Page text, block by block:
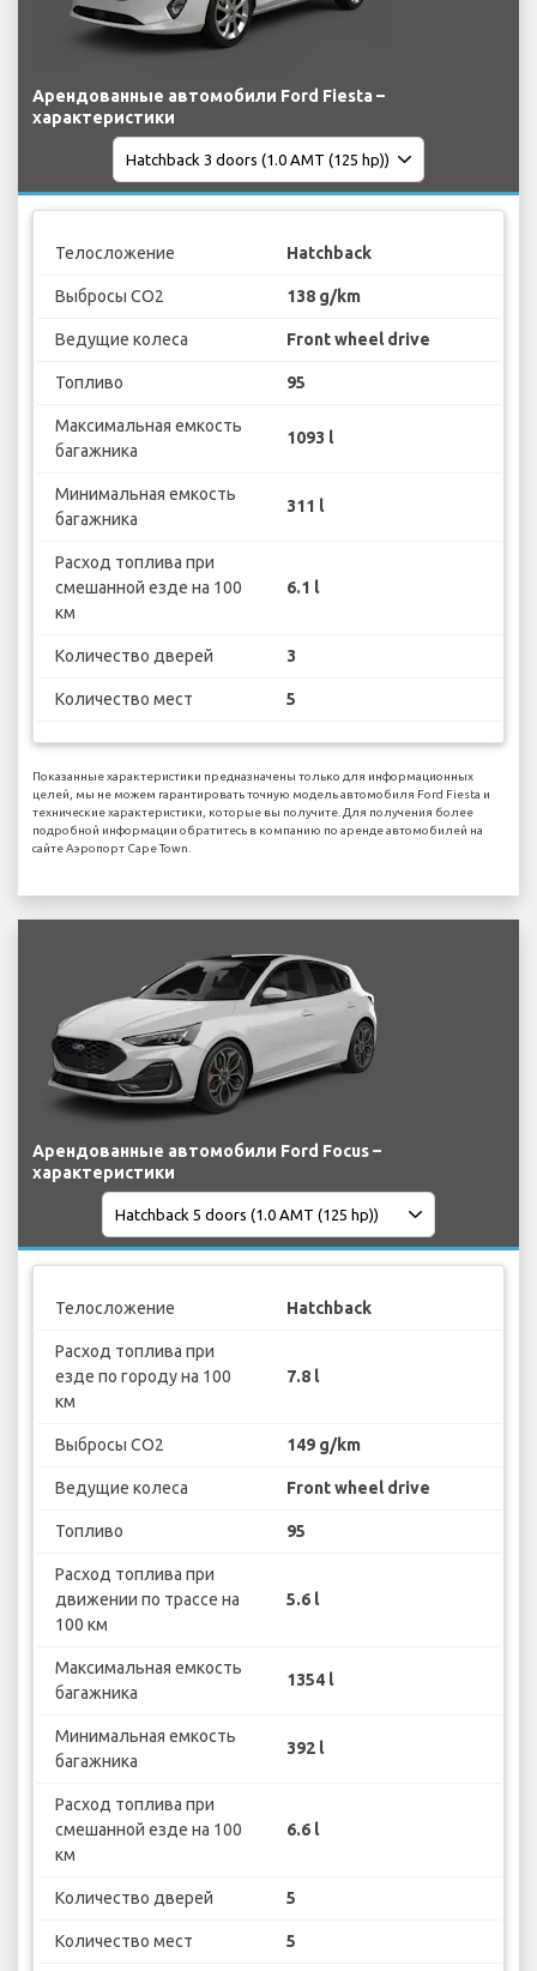
Арендованные автомобили Ford Fiesta –
характеристики
Телосложение Hatchback
Выбросы CO2 138 g/km
Ведущие колеса Front wheel drive
Топливо 95
Максимальная емкость
багажника
1093 l
Минимальная емкость
багажника
311 l
Расход топлива при
смешанной езде на 100
км
6.1 l
Количество дверей 3
Количество мест 5
Показанные характеристики предназначены только для информационных
целей, мы не можем гарантировать точную модель автомобиля Ford Fiesta и
технические характеристики, которые вы получите. Для получения более
подробной информации обратитесь в компанию по аренде автомобилей на
сайте Аэропорт Cape Town.
Арендованные автомобили Ford Focus –
характеристики
Телосложение Hatchback
Расход топлива при
езде по городу на 100
км
7.8 l
Выбросы CO2 149 g/km
Ведущие колеса Front wheel drive
Топливо 95
Расход топлива при
движении по трассе на
100 км
5.6 l
Максимальная емкость
багажника
1354 l
Минимальная емкость
багажника
392 l
Расход топлива при
смешанной езде на 100
км
6.6 l
Количество дверей 5
Количество мест 5